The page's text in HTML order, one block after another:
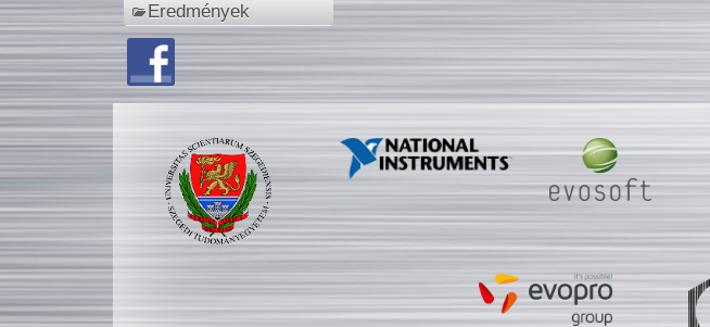
Eredmények